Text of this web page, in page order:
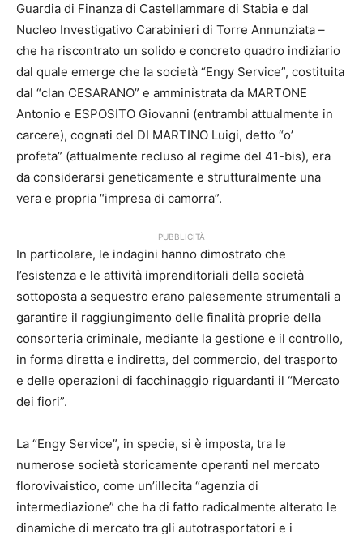
Guardia di Finanza di Castellammare di Stabia e dal
Nucleo Investigativo Carabinieri di Torre Annunziata –
che ha riscontrato un solido e concreto quadro indiziario
dal quale emerge che la società “Engy Service”, costituita
dal “clan CESARANO” e amministrata da MARTONE
Antonio e ESPOSITO Giovanni (entrambi attualmente in
carcere), cognati del DI MARTINO Luigi, detto “o’
profeta” (attualmente recluso al regime del 41-bis), era
da considerarsi geneticamente e strutturalmente una
vera e propria “impresa di camorra”.
PUBBLICITÀ
In particolare, le indagini hanno dimostrato che
l’esistenza e le attività imprenditoriali della società
sottoposta a sequestro erano palesemente strumentali a
garantire il raggiungimento delle finalità proprie della
consorteria criminale, mediante la gestione e il controllo,
in forma diretta e indiretta, del commercio, del trasporto
e delle operazioni di facchinaggio riguardanti il “Mercato
dei fiori”.
La “Engy Service”, in specie, si è imposta, tra le
numerose società storicamente operanti nel mercato
florovivaistico, come un’illecita “agenzia di
intermediazione” che ha di fatto radicalmente alterato le
dinamiche di mercato tra gli autotrasportatori e i